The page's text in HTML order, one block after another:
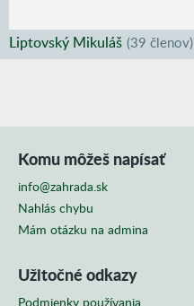
Liptovský Mikuláš (39 členov)
Komu môžeš napísať
info@zahrada.sk
Nahlás chybu
Mám otázku na admina
Užitočné odkazy
Podmienky používania